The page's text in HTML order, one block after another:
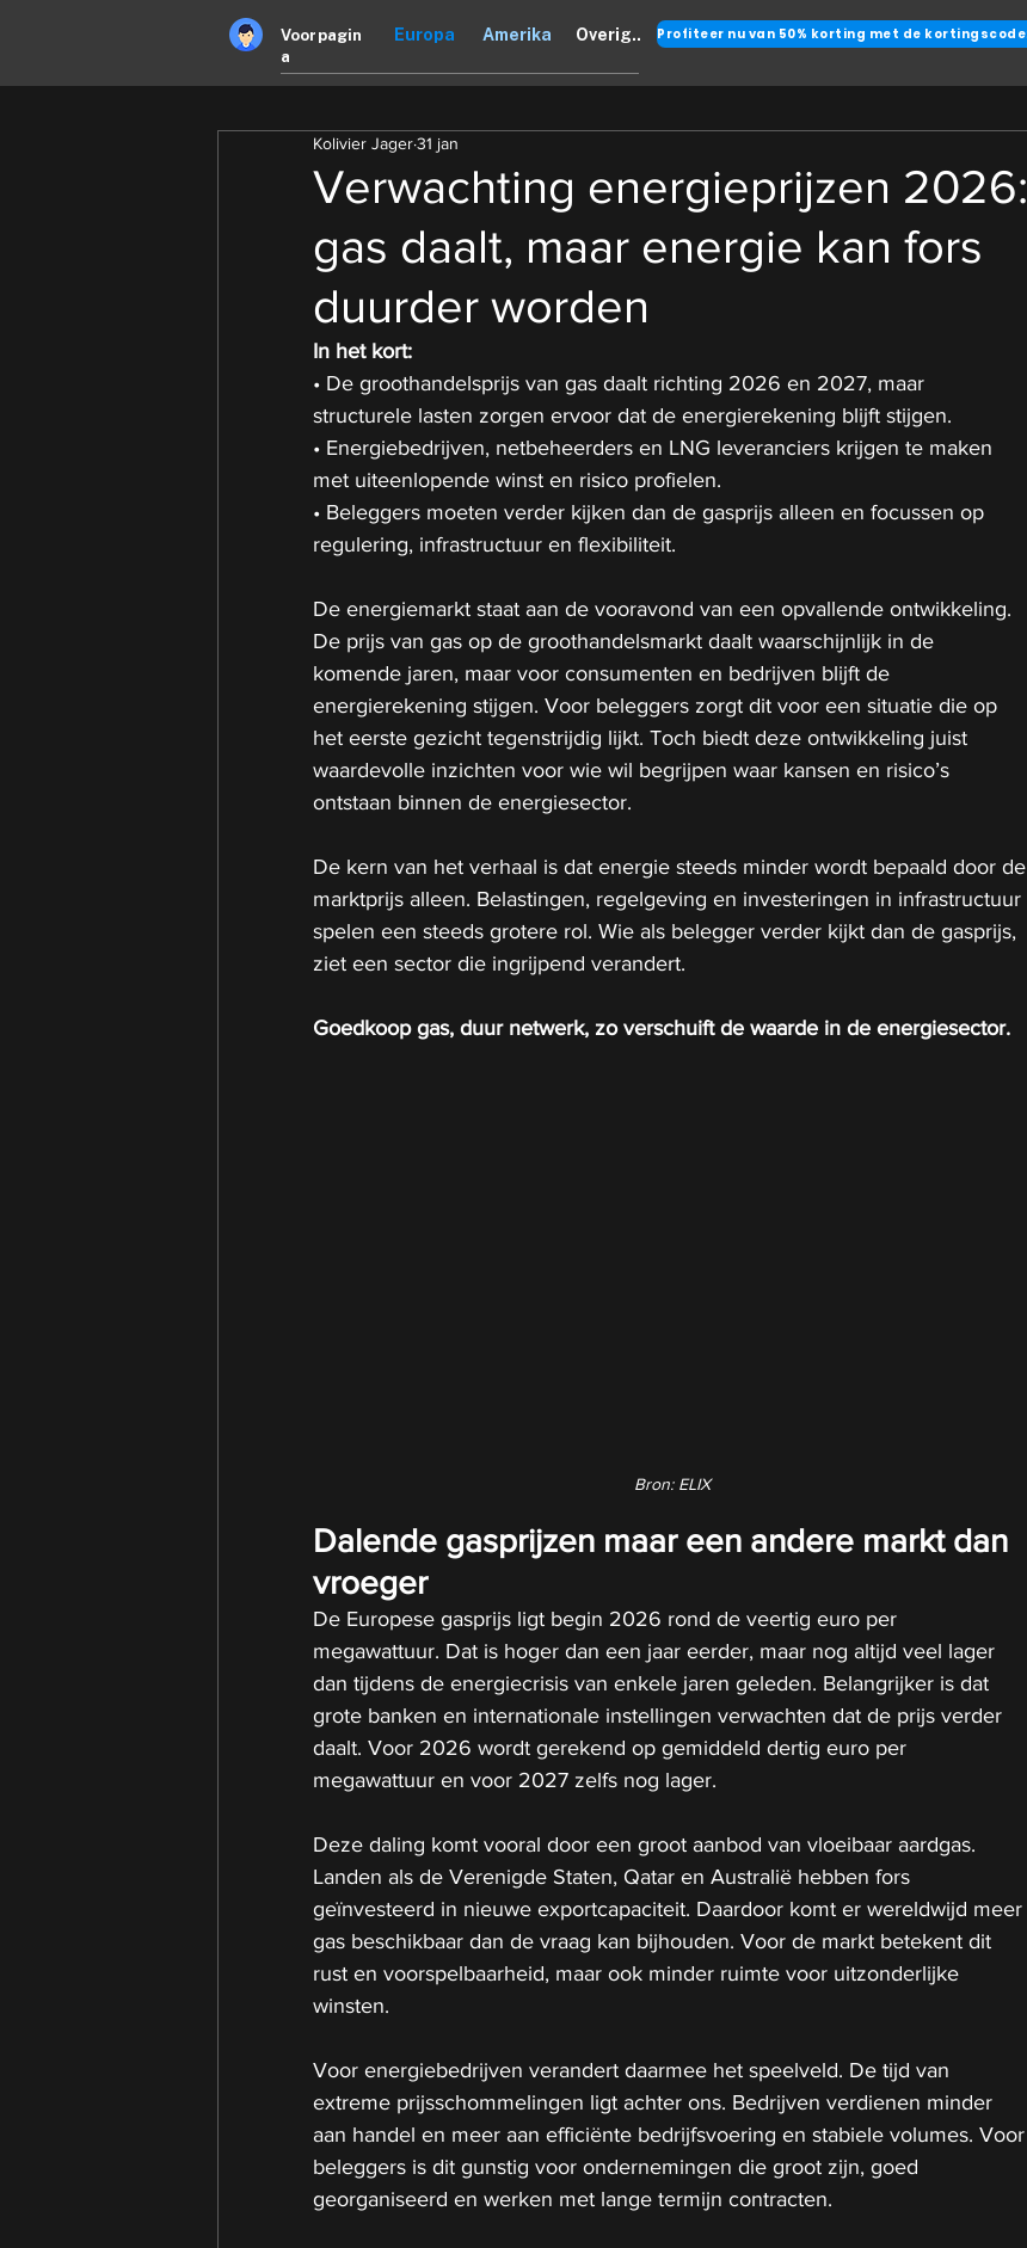
Voorpagin
a
Europa Amerika Overig..
Verwachting energieprijzen 2026:
gas daalt, maar energie kan fors
duurder worden
Kolivier Jager31 jan
In het kort:
• De groothandelsprijs van gas daalt richting 2026 en 2027, maar
structurele lasten zorgen ervoor dat de energierekening blijft stijgen.
• Energiebedrijven, netbeheerders en LNG leveranciers krijgen te maken
met uiteenlopende winst en risico profielen.
• Beleggers moeten verder kijken dan de gasprijs alleen en focussen op
regulering, infrastructuur en flexibiliteit.
De energiemarkt staat aan de vooravond van een opvallende ontwikkeling.
De prijs van gas op de groothandelsmarkt daalt waarschijnlijk in de
komende jaren, maar voor consumenten en bedrijven blijft de
energierekening stijgen. Voor beleggers zorgt dit voor een situatie die op
het eerste gezicht tegenstrijdig lijkt. Toch biedt deze ontwikkeling juist
waardevolle inzichten voor wie wil begrijpen waar kansen en risico’s
ontstaan binnen de energiesector.
De kern van het verhaal is dat energie steeds minder wordt bepaald door de
marktprijs alleen. Belastingen, regelgeving en investeringen in infrastructuur
spelen een steeds grotere rol. Wie als belegger verder kijkt dan de gasprijs,
ziet een sector die ingrijpend verandert.
Goedkoop gas, duur netwerk, zo verschuift de waarde in de energiesector.
Bron: ELIX
Dalende gasprijzen maar een andere markt dan
vroeger
De Europese gasprijs ligt begin 2026 rond de veertig euro per
megawattuur. Dat is hoger dan een jaar eerder, maar nog altijd veel lager
dan tijdens de energiecrisis van enkele jaren geleden. Belangrijker is dat
grote banken en internationale instellingen verwachten dat de prijs verder
daalt. Voor 2026 wordt gerekend op gemiddeld dertig euro per
megawattuur en voor 2027 zelfs nog lager.
Deze daling komt vooral door een groot aanbod van vloeibaar aardgas.
Landen als de Verenigde Staten, Qatar en Australië hebben fors
geïnvesteerd in nieuwe exportcapaciteit. Daardoor komt er wereldwijd meer
gas beschikbaar dan de vraag kan bijhouden. Voor de markt betekent dit
rust en voorspelbaarheid, maar ook minder ruimte voor uitzonderlijke
winsten.
Voor energiebedrijven verandert daarmee het speelveld. De tijd van
extreme prijsschommelingen ligt achter ons. Bedrijven verdienen minder
aan handel en meer aan efficiënte bedrijfsvoering en stabiele volumes. Voor
beleggers is dit gunstig voor ondernemingen die groot zijn, goed
georganiseerd en werken met lange termijn contracten.